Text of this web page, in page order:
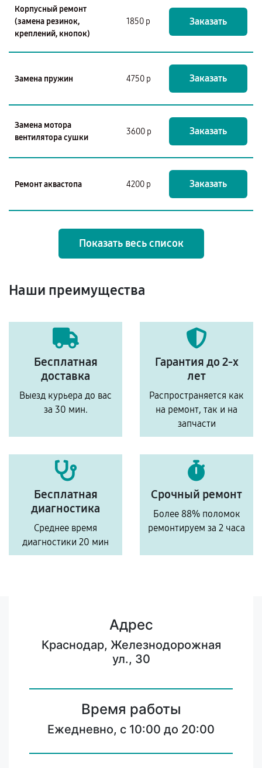
Корпусный ремонт
(замена резинок,
креплений, кнопок)
1850 р Заказать
Замена пружин 4750 р Заказать
Замена мотора
вентилятора сушки
3600 р Заказать
Ремонт аквастопа 4200 р Заказать
Показать весь список
Наши преимущества
Бесплатная
доставка
Выезд курьера до вас
за 30 мин.
Гарантия до 2-х
лет
Распространяется как
на ремонт, так и на
запчасти
Бесплатная
диагностика
Среднее время
диагностики 20 мин
Срочный ремонт
Более 88% поломок
ремонтируем за 2 часа
Адрес
Краснодар, Железнодорожная
ул., 30
Время работы
Ежедневно, с 10:00 до 20:00